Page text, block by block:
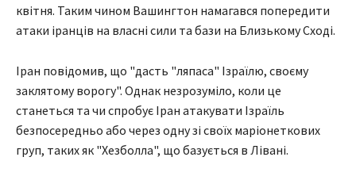
квітня. Таким чином Вашингтон намагався попередити
атаки іранців на власні сили та бази на Близькому Сході.
Іран повідомив, що "дасть "ляпаса" Ізраїлю, своєму
заклятому ворогу". Однак незрозуміло, коли це
станеться та чи спробує Іран атакувати Ізраїль
безпосередньо або через одну зі своїх маріонеткових
груп, таких як "Хезболла", що базується в Лівані.